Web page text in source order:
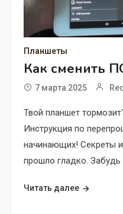
Планшеты
Как сменить
7 марта 2025
Твой планшет
Инструкция по
начинающих! Секреты
прошло гладко. Забудь
Читать далее